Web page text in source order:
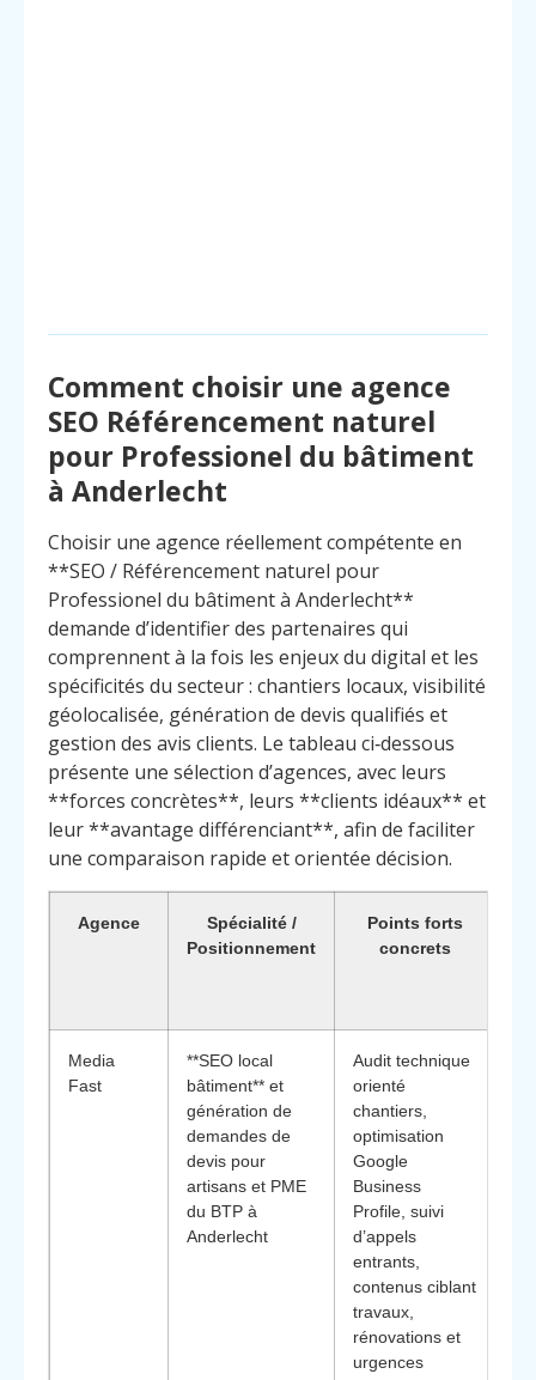
Comment choisir une agence
SEO Référencement naturel
pour Professionel du bâtiment
à Anderlecht
Choisir une agence réellement compétente en
**SEO / Référencement naturel pour
Professionel du bâtiment à Anderlecht**
demande d’identifier des partenaires qui
comprennent à la fois les enjeux du digital et les
spécificités du secteur : chantiers locaux, visibilité
géolocalisée, génération de devis qualifiés et
gestion des avis clients. Le tableau ci‑dessous
présente une sélection d’agences, avec leurs
**forces concrètes**, leurs **clients idéaux** et
leur **avantage différenciant**, afin de faciliter
une comparaison rapide et orientée décision.
Agence
Spécialité /
Positionnement
Points forts
concrets
Media
Fast
**SEO local
bâtiment** et
génération de
demandes de
devis pour
artisans et PME
du BTP à
Anderlecht
Audit technique
orienté
chantiers,
optimisation
Google
Business
Profile, suivi
d’appels
entrants,
contenus ciblant
travaux,
rénovations et
urgences